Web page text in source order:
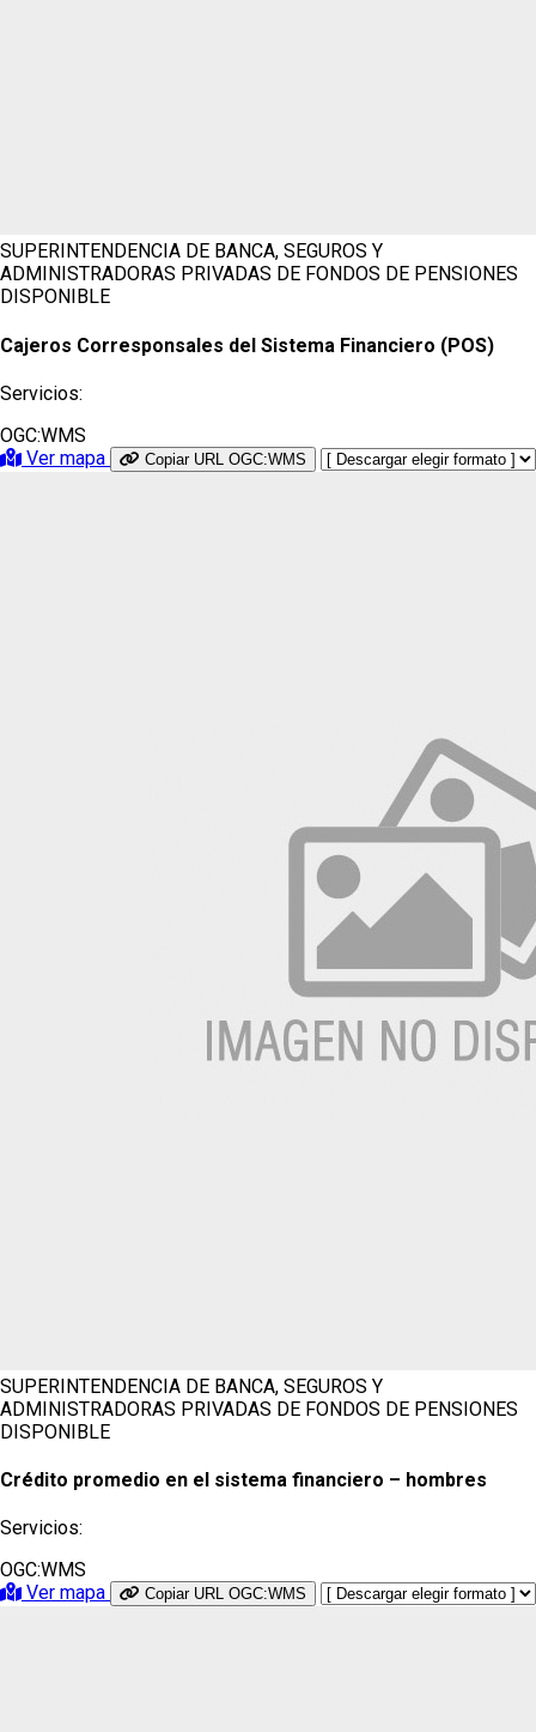
SUPERINTENDENCIA DE BANCA, SEGUROS Y
ADMINISTRADORAS PRIVADAS DE FONDOS DE PENSIONES
DISPONIBLE
Cajeros Corresponsales del Sistema Financiero (POS)
Servicios:
OGC:WMS
Ver mapa
Copiar URL OGC:WMS
SUPERINTENDENCIA DE BANCA, SEGUROS Y
ADMINISTRADORAS PRIVADAS DE FONDOS DE PENSIONES
DISPONIBLE
Crédito promedio en el sistema financiero – hombres
Servicios:
OGC:WMS
Ver mapa
Copiar URL OGC:WMS